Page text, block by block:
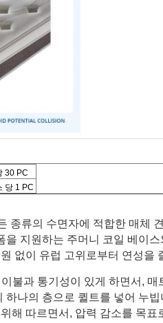
30 PC
당 1 PC
종류의 수면자에 적합한 매체
을 지원하는 주머니 코일 베이
없이 유럽 고위로부터 연성을
이불과 통기성이 있게 하면서,
하나의 층으로 퀼트를 넣어 누
해 따르면서, 압력 감소를 목표